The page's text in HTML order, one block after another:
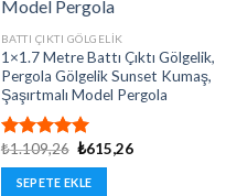
BATTI ÇIKTI GÖLGELIK
1×1.7 Metre Battı Çıktı Gölgelik,
Pergola Gölgelik Sunset Kumaş,
Şaşırtmalı Model Pergola
5 üzerinden
5.00oy
aldı
₺1.109,26 Orijinal
₺1.109,26.
₺615,26Şu
SEPETE EKLE